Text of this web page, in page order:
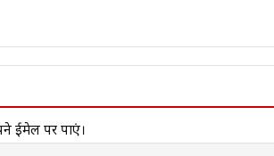
ईमेल पर पाएं।